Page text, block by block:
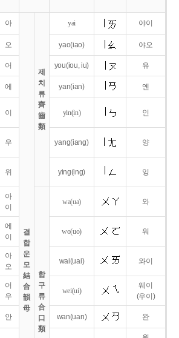
아
결
합
운
모
結
合
韻
母
제
치
류
齊
齒
類
yai 야이
오 yao(iao) 야오
어 you(iou,iu) 유
에 yan(ian) 옌
이 yin(in) 인
우 yang(iang) 양
위 ying(ing) 잉
아
이
합
구
류
合
口
類
wa(ua) 와
에
이
wo(uo) 워
아
오
wai(uai) 와이
어
우
wei(ui)
웨이
(우이)
안 wan(uan) 완